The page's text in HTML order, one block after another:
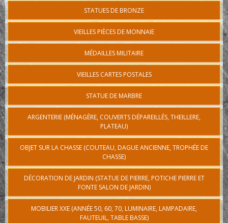
STATUES DE BRONZE
VIEILLES PIÈCES DE MONNAIE
MÉDAILLES MILITAIRE
VIEILLES CARTES POSTALES
STATUE DE MARBRE
ARGENTERIE (MÉNAGÈRE, COUVERTS DÉPAREILLÉS, THEILLERE,
PLATEAU)
OBJET SUR LA CHASSE (COUTEAU, DAGUE ANCIENNE, TROPHÉE DE
CHASSE)
DÉCORATION DE JARDIN (STATUE DE PIERRE, POTICHE PIERRE ET
FONTE SALON DE JARDIN)
MOBILIER XXE (ANNÉE 50, 60, 70, LUMINAIRE, LAMPADAIRE,
FAUTEUIL, TABLE BASSE)